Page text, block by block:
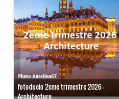
fotoduelo 2eme trimestre 2026 -
Architecture